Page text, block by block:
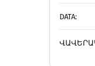
DATA: